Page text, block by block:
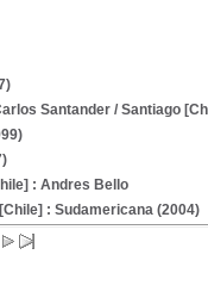
Santander/ Santiago
: Andres Bello
: Sudamericana (2004)